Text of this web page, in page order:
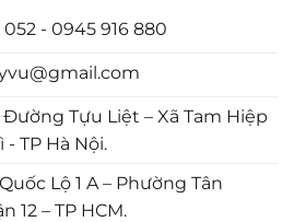
- 0945 916 880
Đường Tựu Liệt – Xã Tam Hiệp
TP Hà Nội.
Lộ 1 A – Phường Tân
12 – TP HCM.